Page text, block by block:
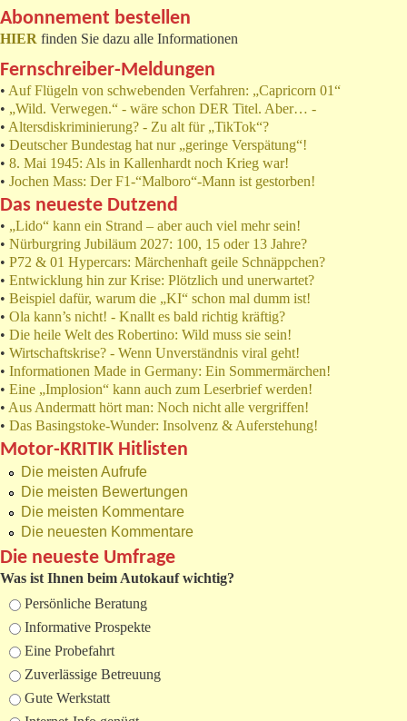
Abonnement bestellen
HIER finden Sie dazu alle Informationen
Fernschreiber-Meldungen
• Auf Flügeln von schwebenden Verfahren: „Capricorn 01“
• „Wild. Verwegen.“ - wäre schon DER Titel. Aber… -
• Altersdiskriminierung? - Zu alt für „TikTok“?
• Deutscher Bundestag hat nur „geringe Verspätung“!
• 8. Mai 1945: Als in Kallenhardt noch Krieg war!
• Jochen Mass: Der F1-“Malboro“-Mann ist gestorben!
Das neueste Dutzend
• „Lido“ kann ein Strand – aber auch viel mehr sein!
• Nürburgring Jubiläum 2027: 100, 15 oder 13 Jahre?
• P72 & 01 Hypercars: Märchenhaft geile Schnäppchen?
• Entwicklung hin zur Krise: Plötzlich und unerwartet?
• Beispiel dafür, warum die „KI“ schon mal dumm ist!
• Ola kann’s nicht! - Knallt es bald richtig kräftig?
• Die heile Welt des Robertino: Wild muss sie sein!
• Wirtschaftskrise? - Wenn Unverständnis viral geht!
• Informationen Made in Germany: Ein Sommermärchen!
• Eine „Implosion“ kann auch zum Leserbrief werden!
• Aus Andermatt hört man: Noch nicht alle vergriffen!
• Das Basingstoke-Wunder: Insolvenz & Auferstehung!
Motor-KRITIK Hitlisten
Die meisten Aufrufe
Die meisten Bewertungen
Die meisten Kommentare
Die neuesten Kommentare
Die neueste Umfrage
Was ist Ihnen beim Autokauf wichtig?
Auswahlmöglichkeiten
Persönliche Beratung
Informative Prospekte
Eine Probefahrt
Zuverlässige Betreuung
Gute Werkstatt